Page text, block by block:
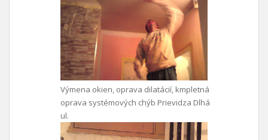
Výmena okien, oprava dilatácií, kmpletná
oprava systémových chýb Prievidza Dlhá
ul.